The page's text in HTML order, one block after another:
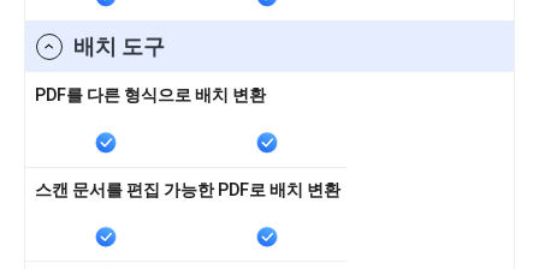
배치 도구
PDF를 다른 형식으로 배치 변환
스캔 문서를 편집 가능한 PDF로 배치 변환